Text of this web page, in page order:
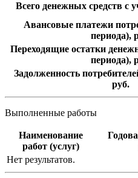
Всего денежных средств с
Авансовые платежи
периода),
Переходящие остатки
периода),
Задолженность
руб.
Выполненные работы
Наименование
работ (услуг)
Нет результатов.